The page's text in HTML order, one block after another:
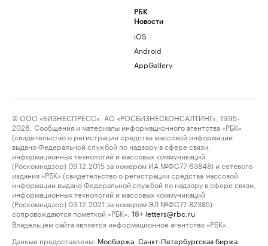
РБК
Новости
iOS
Android
AppGallery
© ООО «БИЗНЕСПРЕСС», АО «РОСБИЗНЕСКОНСАЛТИНГ», 1995–
2026. Сообщения и материалы информационного агентства «РБК»
(свидетельство о регистрации средства массовой информации
выдано Федеральной службой по надзору в сфере связи,
информационных технологий и массовых коммуникаций
(Роскомнадзор) 09.12.2015 за номером ИА №ФС77-63848) и сетевого
издания «РБК» (свидетельство о регистрации средства массовой
информации выдано Федеральной службой по надзору в сфере связи,
информационных технологий и массовых коммуникаций
(Роскомнадзор) 03.12.2021 за номером ЭЛ №ФС77-82385)
сопровождаются пометкой «РБК».
18+ letters@rbc.ru
Владельцем сайта является информационное агентство «РБК».
Данные предоставлены: Мосбиржа Санкт-Петербургская биржа